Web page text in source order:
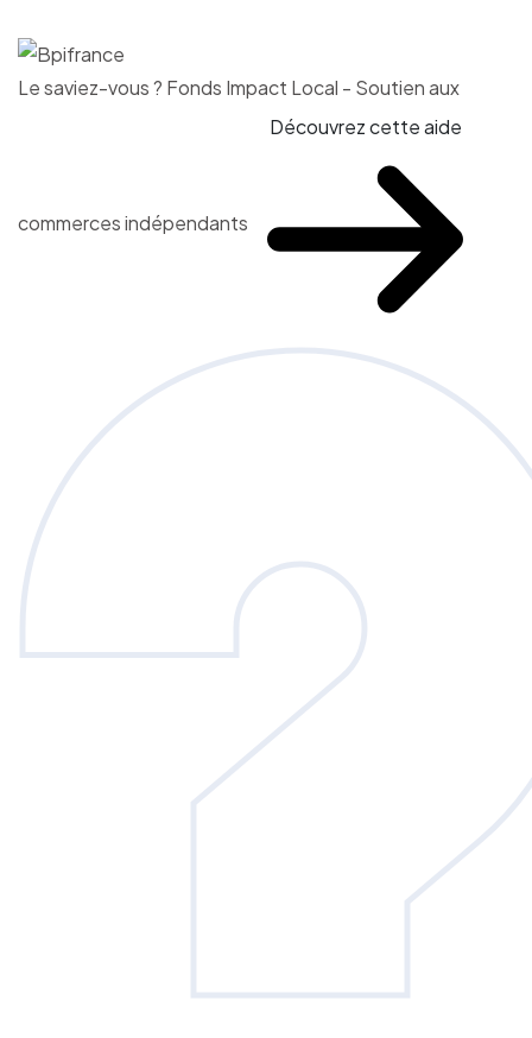
Le saviez-vous ? Fonds Impact Local - Soutien aux
commerces indépendants
Découvrez cette aide